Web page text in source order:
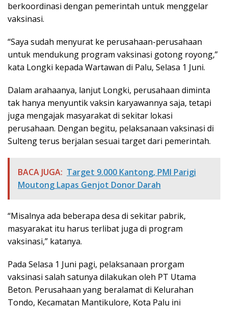
berkoordinasi dengan pemerintah untuk menggelar
vaksinasi.
“Saya sudah menyurat ke perusahaan-perusahaan
untuk mendukung program vaksinasi gotong royong,”
kata Longki kepada Wartawan di Palu, Selasa 1 Juni.
Dalam arahaanya, lanjut Longki, perusahaan diminta
tak hanya menyuntik vaksin karyawannya saja, tetapi
juga mengajak masyarakat di sekitar lokasi
perusahaan. Dengan begitu, pelaksanaan vaksinasi di
Sulteng terus berjalan sesuai target dari pemerintah.
BACA JUGA: Target 9.000 Kantong, PMI Parigi
Moutong Lapas Genjot Donor Darah
“Misalnya ada beberapa desa di sekitar pabrik,
masyarakat itu harus terlibat juga di program
vaksinasi,” katanya.
Pada Selasa 1 Juni pagi, pelaksanaan prorgam
vaksinasi salah satunya dilakukan oleh PT Utama
Beton. Perusahaan yang beralamat di Kelurahan
Tondo, Kecamatan Mantikulore, Kota Palu ini